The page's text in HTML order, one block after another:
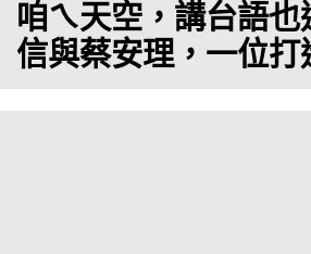
咱ㄟ天空，講台語
信與蔡安理，一位